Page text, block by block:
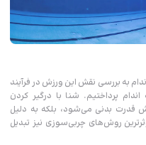
به بررسی نقش این ورزش در فرآیند
پرداختیم. شنا با درگیر کردن
قدرت بدنی می‌شود، بلکه به دلیل
روش‌های چربی‌سوزی نیز تبدیل